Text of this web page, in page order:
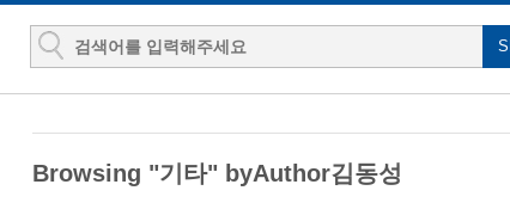
Browsing "기타" byAuthor김동성